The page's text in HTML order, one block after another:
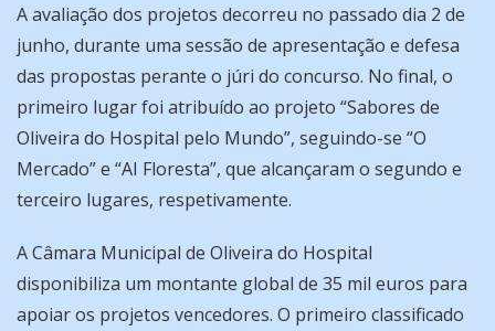
A avaliação dos projetos decorreu no passado dia 2 de
junho, durante uma sessão de apresentação e defesa
das propostas perante o júri do concurso. No final, o
primeiro lugar foi atribuído ao projeto “Sabores de
Oliveira do Hospital pelo Mundo”, seguindo-se “O
Mercado” e “AI Floresta”, que alcançaram o segundo e
terceiro lugares, respetivamente.
A Câmara Municipal de Oliveira do Hospital
disponibiliza um montante global de 35 mil euros para
apoiar os projetos vencedores. O primeiro classificado